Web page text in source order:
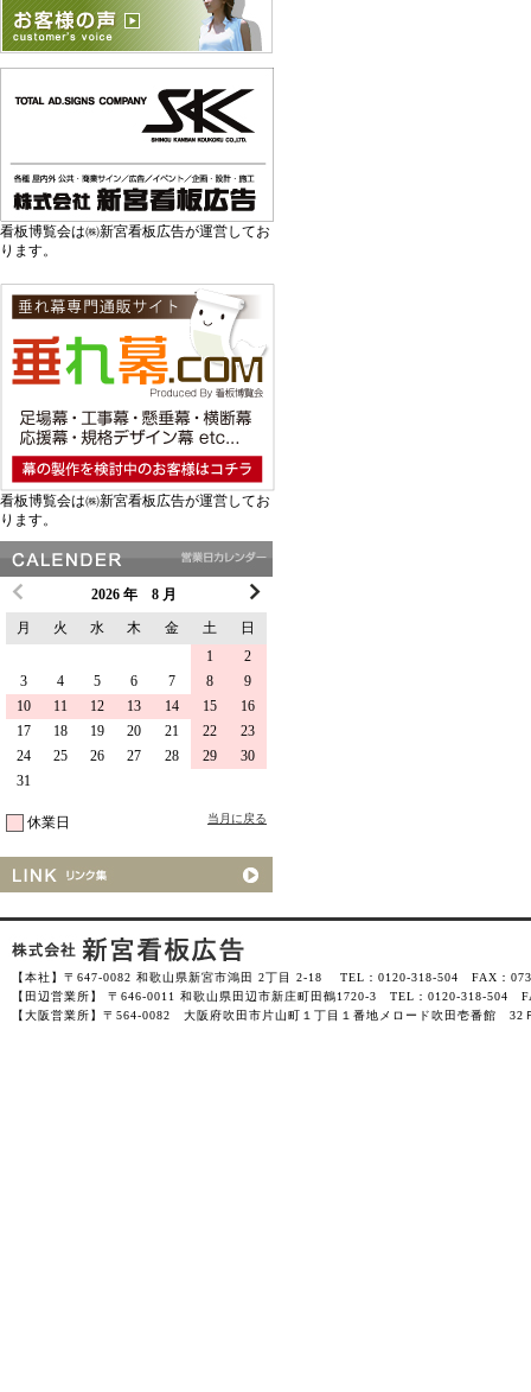
看板博覧会は㈱新宮看板広告が運営してお
ります。
看板博覧会は㈱新宮看板広告が運営してお
ります。
2026 年 8 月
月
火 水 木 金 土
日
1
2
3
4 5 6 7 8
9
10
11 12 13 14 15
16
17
18 19 20 21 22
23
24
25 26 27 28 29
30
31
休業日 当月に戻る
【本社】〒647-0082 和歌山県新宮市鴻田 2丁目 2-18 TEL：0120-318-504 FAX：
【田辺営業所】 〒646-0011 和歌山県田辺市新庄町田鶴1720-3 TEL：0120-318-504
【大阪営業所】〒564-0082 大阪府吹田市片山町１丁目１番地メロード吹田壱番館